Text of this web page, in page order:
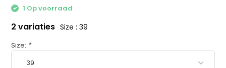
1 Op voorraad
2 variaties Size : 39
Size: *